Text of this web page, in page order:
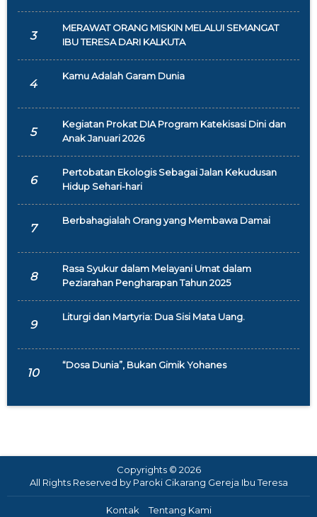
3
MERAWAT ORANG MISKIN MELALUI SEMANGAT
IBU TERESA DARI KALKUTA
4
Kamu Adalah Garam Dunia
5
Kegiatan Prokat DIA Program Katekisasi Dini dan
Anak Januari 2026
6
Pertobatan Ekologis Sebagai Jalan Kekudusan
Hidup Sehari-hari
7
Berbahagialah Orang yang Membawa Damai
8
Rasa Syukur dalam Melayani Umat dalam
Peziarahan Pengharapan Tahun 2025
9
Liturgi dan Martyria: Dua Sisi Mata Uang.
10
“Dosa Dunia”, Bukan Gimik Yohanes
Copyrights © 2026
All Rights Reserved by Paroki Cikarang Gereja Ibu Teresa
Kontak Tentang Kami